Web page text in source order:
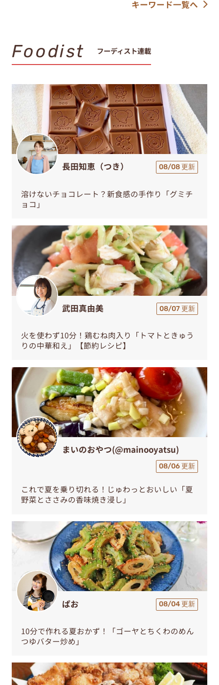
キーワード一覧へ
Foodist フーディスト連載
長田知恵（つき） 08/08 更新
溶けないチョコレート？新食感の手作り「グミチ
ョコ」
武田真由美 08/07 更新
火を使わず10分！鶏むね肉入り「トマトときゅう
りの中華和え」【節約レシピ】
まいのおやつ(@mainooyatsu)
08/06 更新
これで夏を乗り切れる！じゅわっとおいしい「夏
野菜とささみの香味焼き浸し」
ぱお 08/04 更新
10分で作れる夏おかず！「ゴーヤとちくわのめん
つゆバター炒め」